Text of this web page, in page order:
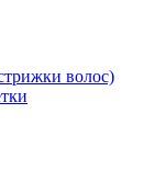
волос)